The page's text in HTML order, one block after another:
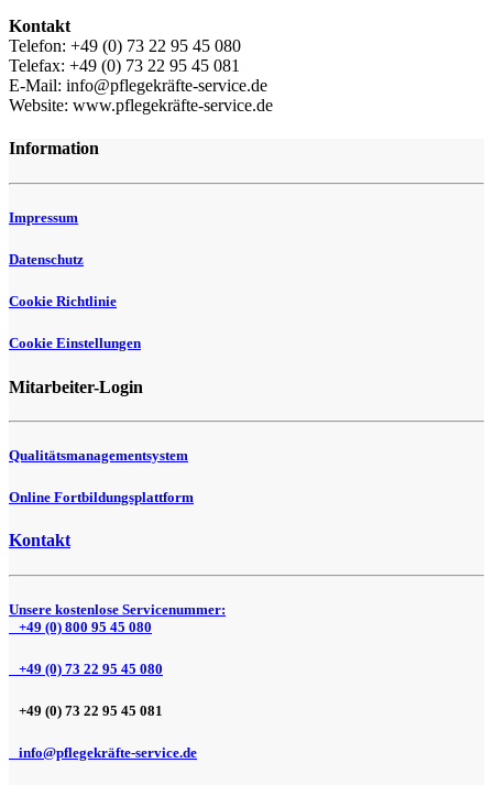
Kontakt
Telefon: +49 (0) 73 22 95 45 080
Telefax: +49 (0) 73 22 95 45 081
E-Mail: info@pflegekräfte-service.de
Website: www.pflegekräfte-service.de
Information
Impressum
Datenschutz
Cookie Richtlinie
Cookie Einstellungen
Mitarbeiter-Login
Qualitätsmanagementsystem
Online Fortbildungsplattform
Kontakt
Unsere kostenlose Servicenummer:
+49 (0) 800 95 45 080
+49 (0) 73 22 95 45 080
+49 (0) 73 22 95 45 081
info@pflegekräfte-service.de